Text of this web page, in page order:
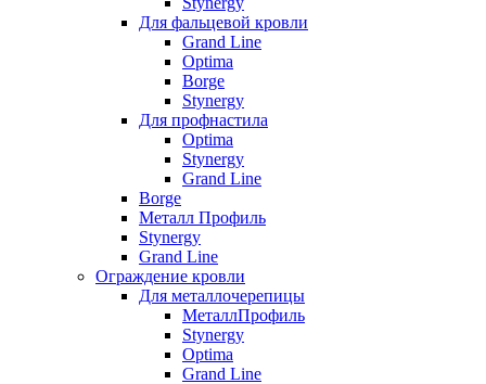
Для фальцевой кровли
Grand Line
Optima
Borge
Stynergy
Для профнастила
Optima
Stynergy
Grand Line
Borge
Металл Профиль
Stynergy
Grand Line
Ограждение кровли
Для металлочерепицы
МеталлПрофиль
Stynergy
Optima
Grand Line